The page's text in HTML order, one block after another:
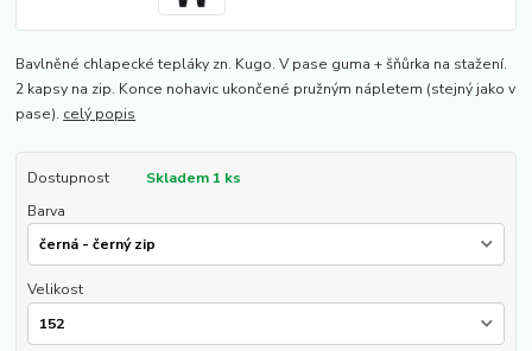
Bavlněné chlapecké tepláky zn. Kugo. V pase guma + šňůrka na stažení.
2 kapsy na zip. Konce nohavic ukončené pružným nápletem (stejný jako v
pase). celý popis
Dostupnost
Skladem 1 ks
Barva
Velikost